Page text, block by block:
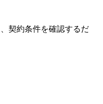
契約条件を確認するだ